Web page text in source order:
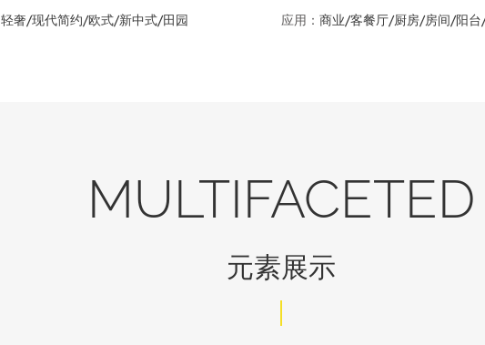
轻奢/现代简约/欧式/新中式/田园 应用： 商业/客餐厅/厨房/房间/阳台
MULTIFACETED
元素展示